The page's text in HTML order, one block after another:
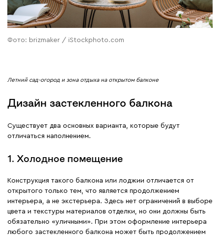
Фото: brizmaker / iStockphoto.com
Летний сад-огород и зона отдыха на открытом балконе
Дизайн застекленного балкона
Существует два основных варианта, которые будут
отличаться наполнением.
1. Холодное помещение
Конструкция такого балкона или лоджии отличается от
открытого только тем, что является продолжением
интерьера, а не экстерьера. Здесь нет ограничений в выборе
цвета и текстуры материалов отделки, но они должны быть
обязательно «уличными». При этом оформление интерьера
любого застекленного балкона может быть продолжением